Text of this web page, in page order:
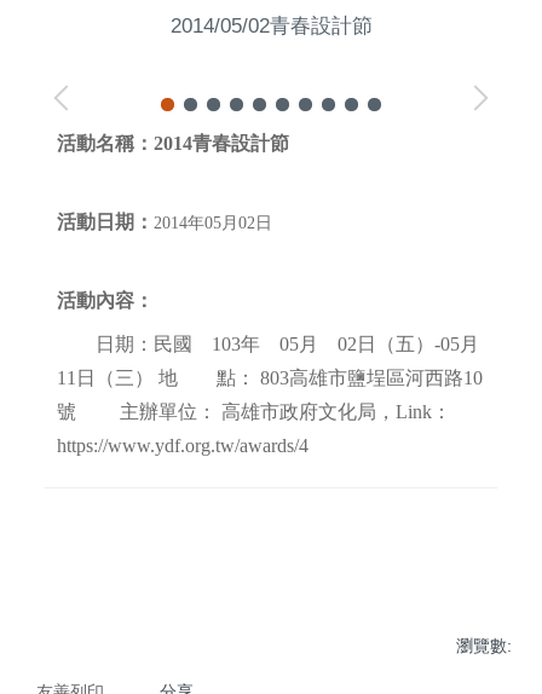
2014/05/02青春設計節
活動名稱： 2014青春設計節
活動日期： 2014年05月02日
活動內容：
日期：民國 103年 05月 02日（五）-05月
11日（三） 地 點： 803高雄市鹽埕區河西路10
號 主辦單位： 高雄市政府文化局，Link：
https://www.ydf.org.tw/awards/4
瀏覽數: